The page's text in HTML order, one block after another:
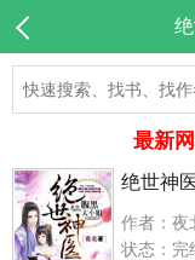
最新
绝世神
作者：夜
状态：完